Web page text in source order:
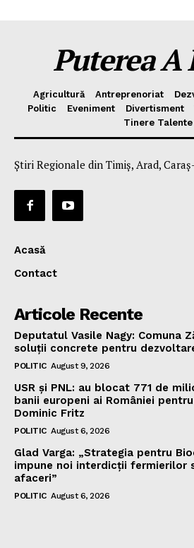
Puterea A
Agricultură Antreprenoriat
Politic
Eveniment Divertisment
Tinere Talente
Știri Regionale din Timiș, Arad,
Acasă
Contact
Articole Recente
Deputatul Vasile Nagy: Comuna
soluții concrete pentru
POLITIC August 9, 2026
USR și PNL: au blocat 771 de
banii europeni ai României
Dominic Fritz
POLITIC August 6, 2026
Glad Varga: „Strategia pentru
impune noi interdicții fermierilor
afaceri”
POLITIC August 6, 2026